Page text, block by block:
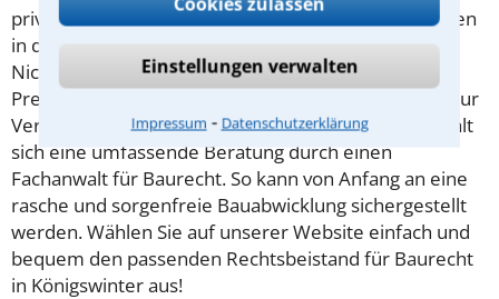
Einstellungen verwalten
Impressum ⁃ Datenschutzerklärung
privaten Baurecht festgelegt. Rechtliche Streitigkeiten
in diesem Bereich können vielfältiger Natur sein:
Nichteinhaltung von Fristen, fehlende
Preisvereinbarungen oder schlicht Pfusch am Bau. Zur
Vermeidung von unnötigen Verzögerungen empfiehlt
sich eine umfassende Beratung durch einen
Fachanwalt für Baurecht. So kann von Anfang an eine
rasche und sorgenfreie Bauabwicklung sichergestellt
werden. Wählen Sie auf unserer Website einfach und
bequem den passenden Rechtsbeistand für Baurecht
in Königswinter aus!